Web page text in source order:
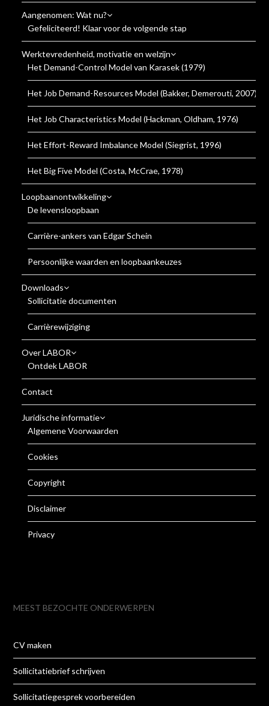
Aangenomen: Wat nu?
Gefeliciteerd! Klaar voor de volgende stap
Werktevredenheid, motivatie en welzijn
Het Demand-Control Model van Karasek (1979)
Het Job Demand-Resources Model (Bakker, Demerouti, 2007)
Het Job Characteristics Model (Hackman, Oldham, 1976)
Het Effort-Reward Imbalance Model (Siegrist, 1996)
Het Big Five Model (Costa, McCrae, 1978)
Loopbaanontwikkeling
De levensloopbaan
Carrière-ankers van Edgar Schein
Persoonlijke waarden en loopbaankeuzes
Downloads
Sollicitatie documenten
Carrièrewijziging
Over LABOR
Ontdek LABOR
Contact
Juridische informatie
Algemene Voorwaarden
Cookies
Copyright
Disclaimer
Privacy
MEEST BEZOCHTE ONDERWERPEN
CV maken
Sollicitatiebrief schrijven
Sollicitatiegesprek voorbereiden